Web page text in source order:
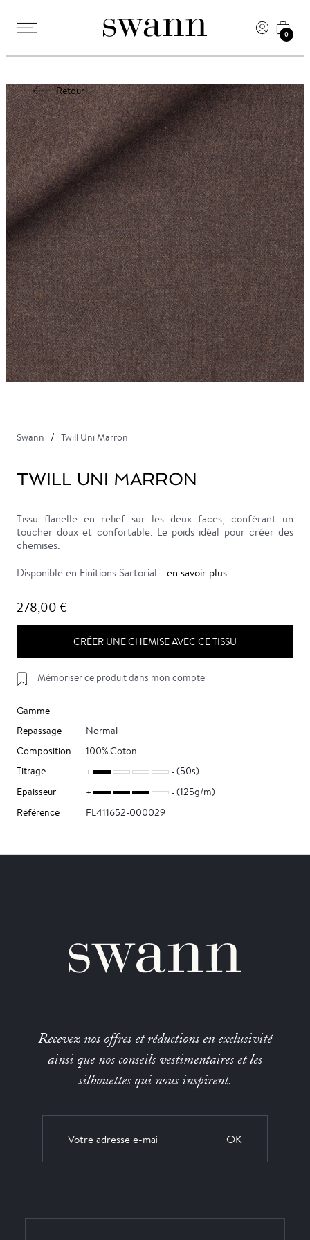
0
Retour
Swann Twill Uni Marron
TWILL UNI MARRON
Tissu flanelle en relief sur les deux faces, conférant un
toucher doux et confortable. Le poids idéal pour créer des
chemises.
Disponible en Finitions Sartorial - en savoir plus
278,00 €
CRÉER UNE CHEMISE AVEC CE TISSU
Mémoriser ce produit dans mon compte
Gamme
Repassage
Normal
Composition
100% Coton
Titrage
(50s)
Epaisseur
(125g/m)
Référence
FL411652-000029
Recevez nos offres et réductions en exclusivité
ainsi que nos conseils vestimentaires et les
silhouettes qui nous inspirent.
OK